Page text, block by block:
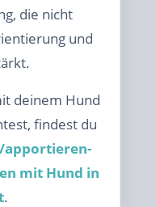
die nicht
und
deinem Hund
findest du
mit Hund in
.